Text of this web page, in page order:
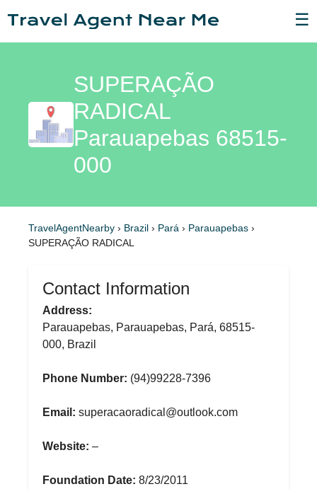
☰
SUPERAÇÃO
RADICAL
Parauapebas 68515-
000
TravelAgentNearby › Brazil › Pará › Parauapebas ›
SUPERAÇÃO RADICAL
Contact Information
Address:
Parauapebas, Parauapebas, Pará, 68515-
000, Brazil
Phone Number: (94)99228-7396
Email: superacaoradical@outlook.com
Website: –
Foundation Date: 8/23/2011